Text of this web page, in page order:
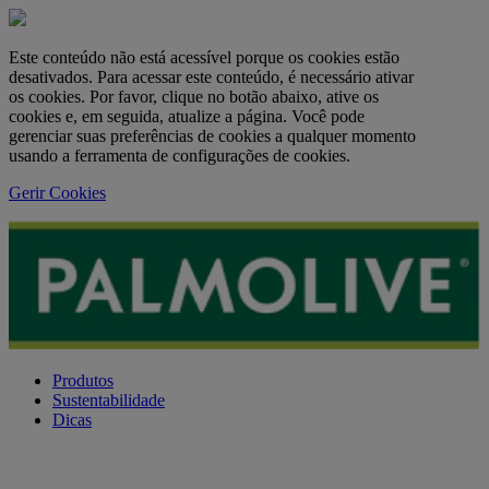
Este conteúdo não está acessível porque os cookies estão
desativados. Para acessar este conteúdo, é necessário ativar
os cookies. Por favor, clique no botão abaixo, ative os
cookies e, em seguida, atualize a página. Você pode
gerenciar suas preferências de cookies a qualquer momento
usando a ferramenta de configurações de cookies.
Gerir Cookies
Produtos
Sustentabilidade
Dicas